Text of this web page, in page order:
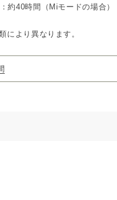
とマットな質感が特徴のデザ
納され、外から見えない構造
レー」の2色展開です。
圧力でオイルをミスト状にし
約40時間（Miモードの場合）
により異なります。